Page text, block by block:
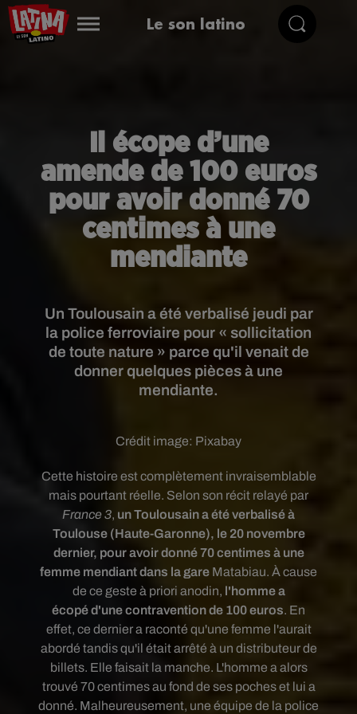
Le son latino
Il écope d’une
amende de 100 euros
pour avoir donné 70
centimes à une
mendiante
Un Toulousain a été verbalisé jeudi par
la police ferroviaire pour « sollicitation
de toute nature » parce qu'il venait de
donner quelques pièces à une
mendiante.
Crédit image: Pixabay
Cette histoire est complètement invraisemblable
mais pourtant réelle. Selon son récit relayé par
France 3, un Toulousaina été verbalisé à
Toulouse (Haute-Garonne), le 20 novembre
dernier, pour avoir donné 70 centimes à une
femme mendiantdans la gare Matabiau. À cause
de ce geste à priori anodin, l'homme a
écopé d'une contravention de 100 euros. En
effet, ce dernier a raconté qu'une femme l'aurait
abordé tandis qu'il était arrêté à un distributeur de
billets. Elle faisait la manche. L'homme a alors
trouvé 70 centimes au fond de ses poches et lui a
donné. Malheureusement, une équipe de la police